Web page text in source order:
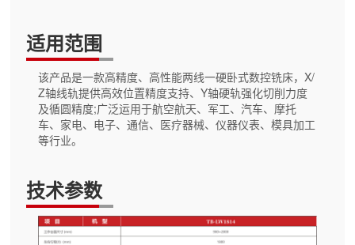
适用范围
该产品是一款高精度、高性能两线一硬卧式数控铣床，X/
Z轴线轨提供高效位置精度支持、Y轴硬轨强化切削力度
及循圆精度;广泛运用于航空航天、军工、汽车、摩托
车、家电、电子、通信、医疗器械、仪器仪表、模具加工
等行业。
技术参数